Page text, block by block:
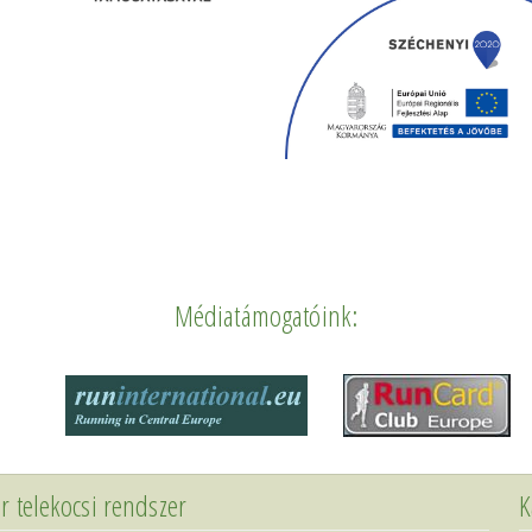
Médiatámogatóink:
telekocsi rendszer